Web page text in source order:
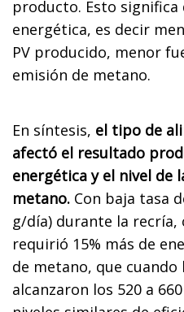
producto. Esto significa
energética, es decir
PV producido, menor
emisión de metano.
En síntesis, el tipo de
afectó el resultado
energética y el nivel de
metano. Con baja tasa
g/día) durante la recría,
requirió 15% más de
de metano, que cuando
alcanzaron los 520 a